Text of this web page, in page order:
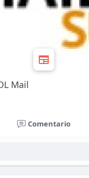
Mail
Comentario